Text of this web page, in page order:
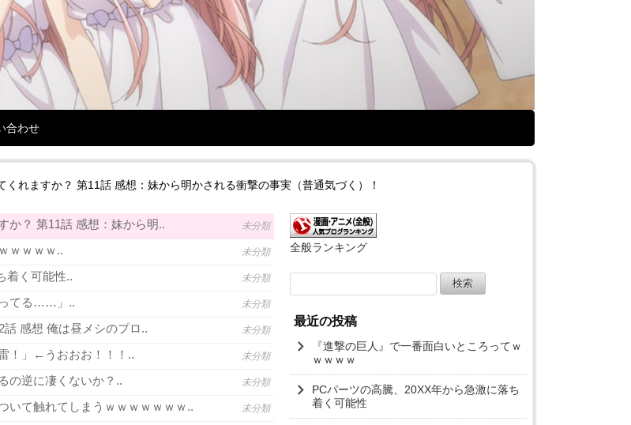
合わせ
くれますか？ 第11話 感想：妹から明かされる衝撃の事実（普通気づく）！
か？ 第11話 感想：妹から明.. 未分類
ｗｗｗｗ.. 未分類
着く可能性.. 未分類
ってる……」.. 未分類
話 感想 俺は昼メシのプロ.. 未分類
！」←うおおお！！！.. 未分類
の逆に凄くないか？.. 未分類
いて触れてしまうｗｗｗｗｗｗｗ.. 未分類
全般ランキング
索:
最近の投稿
『進撃の巨人』で一番面白いところってｗ
ｗｗｗｗ
PCパーツの高騰、20XX年から急激に落ち
着く可能性